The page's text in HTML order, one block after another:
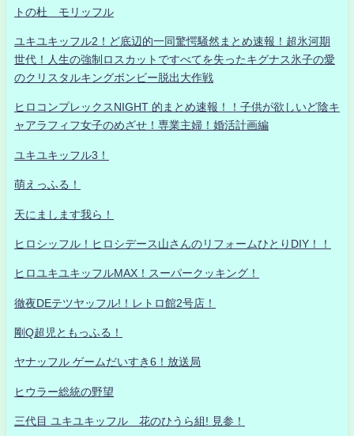
トの杜 モリッフル
ユキユキッフル2！ど底辺的一同驚愕騒然まとめ速報！超氷河期
世代！人生の強制ロスカットですべてを失ったキグナス氷子の愛
のクリスタルキングボンビー脱出大作戦
ヒロコンプレックスNIGHT 的まとめ速報！！子供が欲しいど陰キ
ャアラフィフ女子のめざせ！専業主婦！婚活計画編
ユキユキッフル3！
萌えっふる！
天にまします我ら！
ヒロシッフル！ヒロシデース山さんのリフォームひとりDIY！！
ヒロユキユキッフルMAX！スーパークッキング！
徹夜DEテツヤッフル!！レトロ館2号店！
剛Q超児ともっふる！
ヤナッフル ゲームだいすき6！放送局
ヒウラー総統の野望
三代目 ユキユキッフル 花のひうら組! 見参！